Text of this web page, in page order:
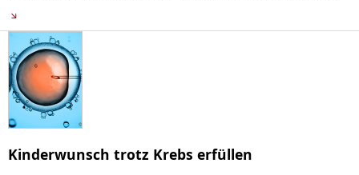
Kinderwunsch trotz Krebs erfüllen